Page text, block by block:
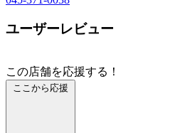
ユーザーレビュー
この店舗を応援する！
ここから応援